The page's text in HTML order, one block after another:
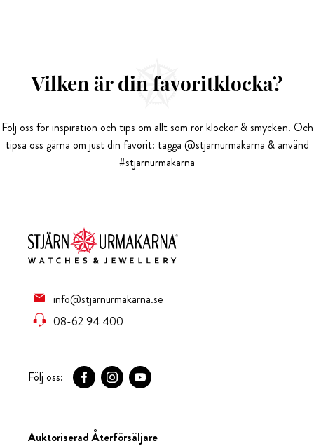
Vilken är din favoritklocka?
Följ oss för inspiration och tips om allt som rör klockor & smycken. Och
tipsa oss gärna om just din favorit: tagga @stjarnurmakarna & använd
#stjarnurmakarna
info@stjarnurmakarna.se
08-62 94 400
Följ oss:
Auktoriserad Återförsäljare